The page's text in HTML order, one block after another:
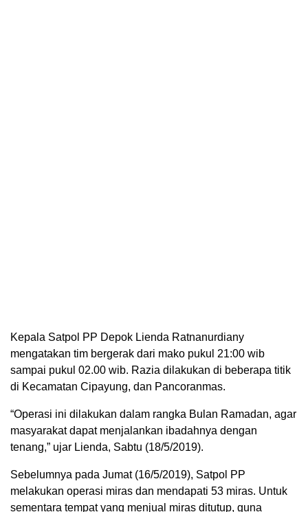
Kepala Satpol PP Depok Lienda Ratnanurdiany
mengatakan tim bergerak dari mako pukul 21:00 wib
sampai pukul 02.00 wib. Razia dilakukan di beberapa titik
di Kecamatan Cipayung, dan Pancoranmas.
“Operasi ini dilakukan dalam rangka Bulan Ramadan, agar
masyarakat dapat menjalankan ibadahnya dengan
tenang,” ujar Lienda, Sabtu (18/5/2019).
Sebelumnya pada Jumat (16/5/2019), Satpol PP
melakukan operasi miras dan mendapati 53 miras. Untuk
sementara tempat yang menjual miras ditutup, guna